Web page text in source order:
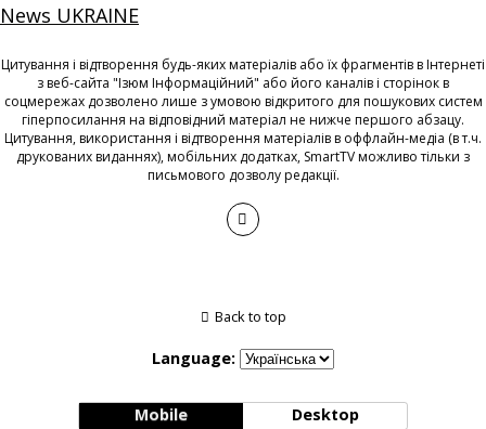
News UKRAINE
Цитування і відтворення будь-яких матеріалів або їх фрагментів в Інтернеті
з веб-сайта "Ізюм Інформаційний" або його каналів і сторінок в
соцмережах дозволено лише з умовою відкритого для пошукових систем
гіперпосилання на відповідний матеріал не нижче першого абзацу.
Цитування, використання і відтворення матеріалів в оффлайн-медіа (в т.ч.
друкованих виданнях), мобільних додатках, SmartTV можливо тільки з
письмового дозволу редакції.
Back to top
Language:
Mobile Desktop